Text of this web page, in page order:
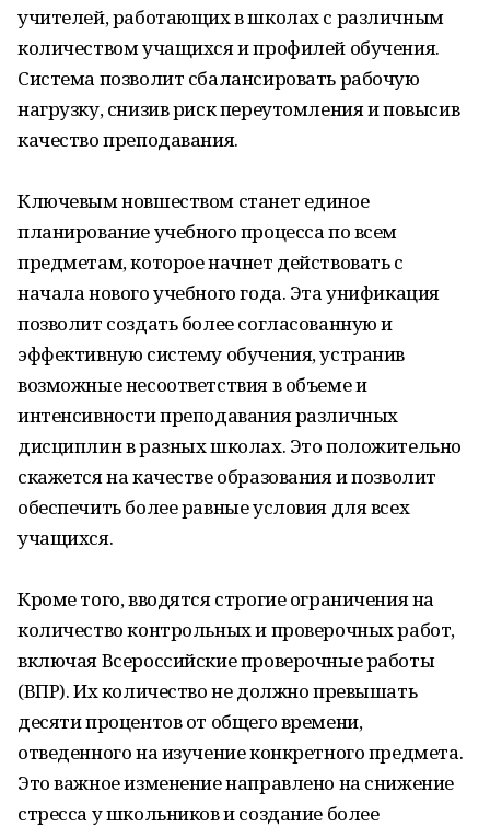
учителей, работающих в школах с различным
количеством учащихся и профилей обучения.
Система позволит сбалансировать рабочую
нагрузку, снизив риск переутомления и повысив
качество преподавания.
Ключевым новшеством станет единое
планирование учебного процесса по всем
предметам, которое начнет действовать с
начала нового учебного года. Эта унификация
позволит создать более согласованную и
эффективную систему обучения, устранив
возможные несоответствия в объеме и
интенсивности преподавания различных
дисциплин в разных школах. Это положительно
скажется на качестве образования и позволит
обеспечить более равные условия для всех
учащихся.
Кроме того, вводятся строгие ограничения на
количество контрольных и проверочных работ,
включая Всероссийские проверочные работы
(ВПР). Их количество не должно превышать
десяти процентов от общего времени,
отведенного на изучение конкретного предмета.
Это важное изменение направлено на снижение
стресса у школьников и создание более